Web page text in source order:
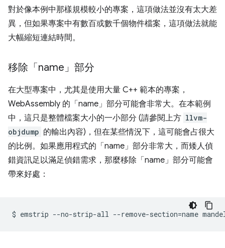
對於像本例中那樣規模較小的專案，這項做法並沒有太大差
異，但如果專案中有數百或數千個物件檔案，這項做法就能
大幅縮短連結時間。
移除「name」部分
在大型專案中，尤其是使用大量 C++ 範本的專案，
WebAssembly 的「name」部分可能會非常大。在本範例
中，這只是整體檔案大小的一小部分 (請參閱上方 llvm-
objdump 的輸出內容)，但在某些情況下，這可能會占很大
的比例。如果應用程式的「name」部分非常大，而矮人偵
錯資訊足以滿足偵錯需求，那麼移除「name」部分可能會
帶來好處：
$ emstrip --no-strip-all --remove-section=name